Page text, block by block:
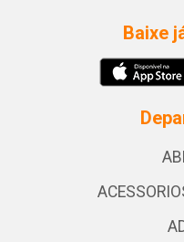
Baixe